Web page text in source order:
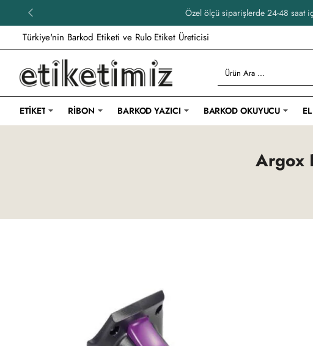
Özel ölçü siparişlerde 24-48 saat
Türkiye'nin Barkod Etiketi ve Rulo Etiket Üreticisi
Ürün
Ara
...
ETIKET RIBON BARKOD YAZICI BARKOD OKUYUCU
Argox